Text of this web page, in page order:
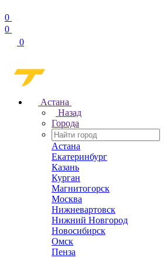
0
0
0
Астана
Назад
Города
Астана
Екатеринбург
Казань
Курган
Магнитогорск
Москва
Нижневартовск
Нижний Новгород
Новосибирск
Омск
Пенза